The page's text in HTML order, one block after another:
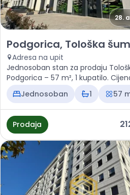
28.
Prodaja - Stan Podgorica,
Podgorica, Tološka
Adresa na upit
Jednosoban stan za prodaju
Podgorica – 57 m², 1 kupatilo.
212.000 €
Jednosoban 1 57
Prodaja